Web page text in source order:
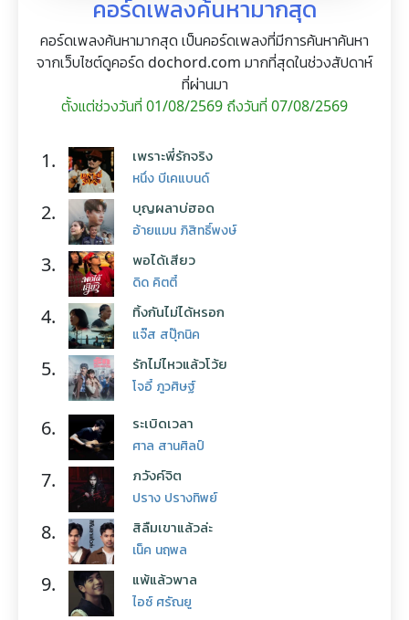
คอร์ดเพลงค้นหามากสุด
คอร์ดเพลงค้นหามากสุด เป็นคอร์ดเพลงที่มีการค้นหาค้นหา
จากเว็บไซต์ดูคอร์ด dochord.com มากที่สุดในช่วงสัปดาห์
ที่ผ่านมา
ตั้งแต่ช่วงวันที่ 01/08/2569 ถึงวันที่ 07/08/2569
1. เพราะพี่รักจริง
หนึ่ง บีเคแบนด์
2. บุญผลาบ่ฮอด
อ้ายแมน ภิสิทธิ์พงษ์
3. พอได้เสียว
ดิด คิตตี้
4. ทิ้งกันไม่ได้หรอก
แจ๊ส สปุ๊กนิค
5. รักไม่ไหวแล้วโว้ย
โจอี้ ภูวศิษฐ์
6. ระเบิดเวลา
ศาล สานศิลป์
7. ภวังค์จิต
ปราง ปรางทิพย์
8. สิลืมเขาแล้วล่ะ
เน็ค นฤพล
9. แพ้แล้วพาล
ไอซ์ ศรัณยู